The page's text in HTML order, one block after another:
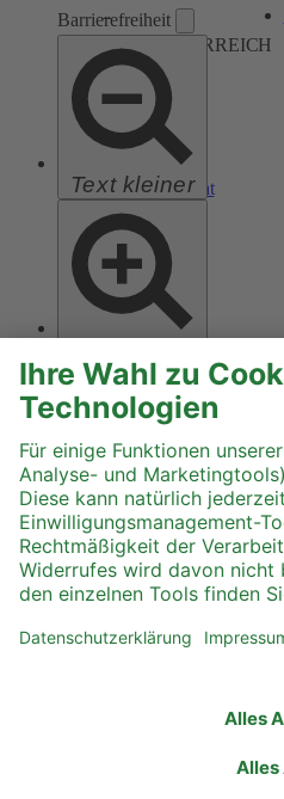
Barrierefreiheit
Text kleiner
Hoher Kontrast
–
OBERÖSTERREICH
Landgutstraße
17,
4040
ooe@gruene.at